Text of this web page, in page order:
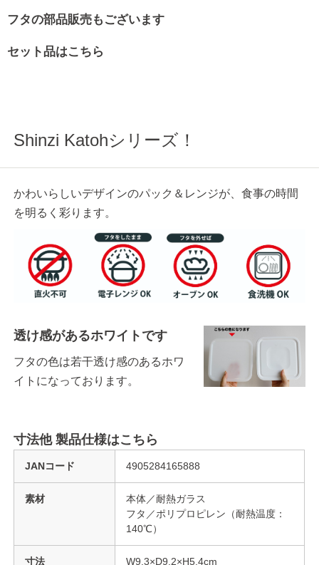
フタの部品販売もございます
セット品はこちら
Shinzi Katohシリーズ！
かわいらしいデザインのパック＆レンジが、食事の時間
を明るく彩ります。
透け感があるホワイトです
フタの色は若干透け感のあるホワ
イトになっております。
寸法他 製品仕様はこちら
JANコード 4905284165888
素材
本体／耐熱ガラス
フタ／ポリプロピレン（耐熱温度：
140℃）
寸法 W9.3×D9.2×H5.4cm